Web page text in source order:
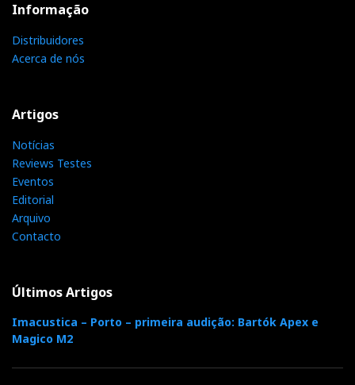
Informação
Distribuidores
Acerca de nós
Artigos
Notícias
Reviews Testes
Eventos
Editorial
Arquivo
Contacto
Últimos Artigos
Imacustica – Porto – primeira audição: Bartók Apex e
Magico M2